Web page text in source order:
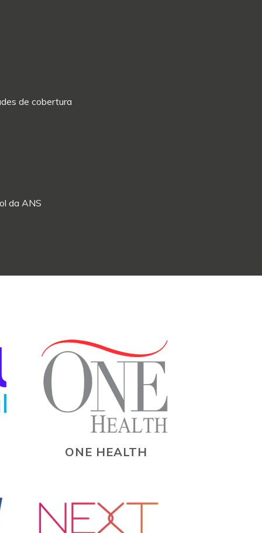
de cobertura
da ANS
ONE HEALTH